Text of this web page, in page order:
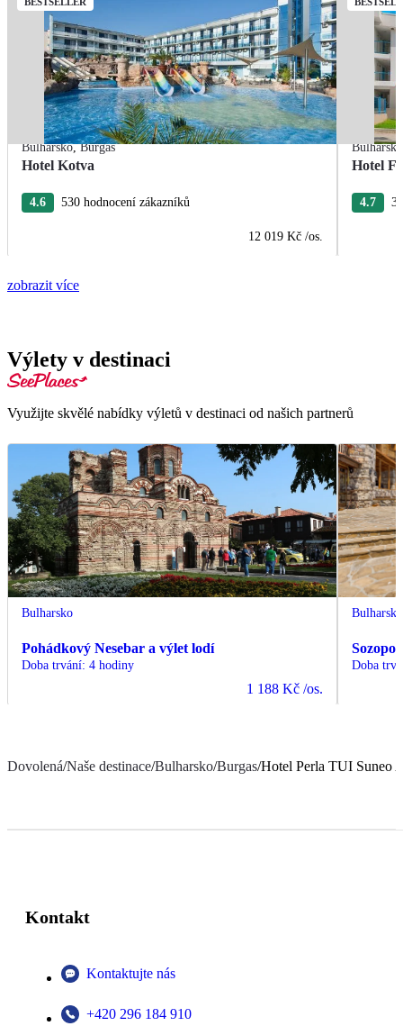
BESTSELLER
Bulharsko,Burgas
Hotel Kotva
4.6 530 hodnocení zákazníků
12 019 Kč /os.
Bulharsko
Hotel
4.7
zobrazit více
Výlety v destinaci
Využijte skvělé nabídky výletů v destinaci od našich partnerů
Bulharsko
Pohádkový Nesebar a výlet lodí
Doba trvání: 4 hodiny
1 188 Kč /os.
Bulharsko
Doba
Dovolená/Naše destinace/Bulharsko/Burgas/Hotel Perla TUI Suneo
Kontakt
Kontaktujte nás
+420 296 184 910